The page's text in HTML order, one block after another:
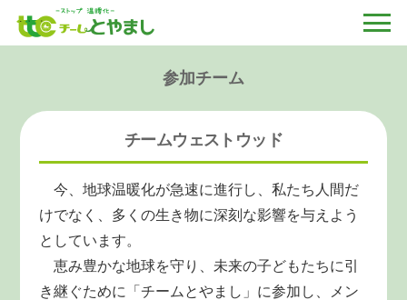
参加チーム
チームウェストウッド
今、地球温暖化が急速に進行し、私たち人間だ
けでなく、多くの生き物に深刻な影響を与えよう
としています。
恵み豊かな地球を守り、未来の子どもたちに引
き継ぐために「チームとやまし」に参加し、メン